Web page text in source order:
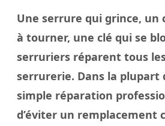
Une serrure qui grince, un
à tourner, une clé qui se
serruriers réparent tous
serrurerie. Dans la plupart
simple réparation
d’éviter un remplacement